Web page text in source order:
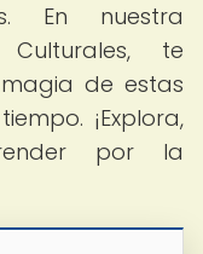
En nuestra
te
de estas
¡Explora,
por la